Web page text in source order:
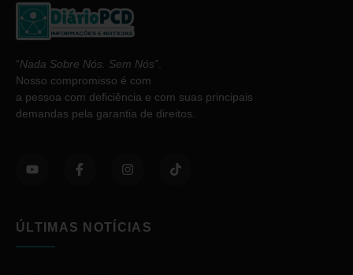
“Nada Sobre Nós. Sem Nós”
Nosso compromisso é com
a pessoa com deficiência e com suas principais
demandas pela garantia de direitos.
ÚLTIMAS NOTÍCIAS